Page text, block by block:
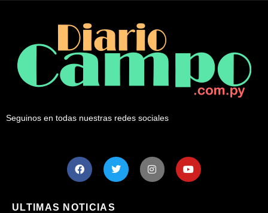
Seguinos en todas nuestras redes sociales
ULTIMAS NOTICIAS